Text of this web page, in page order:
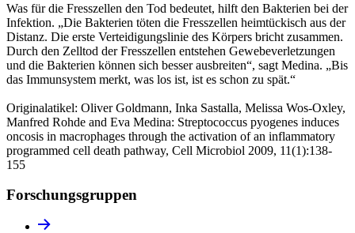
Was für die Fresszellen den Tod bedeutet, hilft den Bakterien bei der
Infektion. „Die Bakterien töten die Fresszellen heimtückisch aus der
Distanz. Die erste Verteidigungslinie des Körpers bricht zusammen.
Durch den Zelltod der Fresszellen entstehen Gewebeverletzungen
und die Bakterien können sich besser ausbreiten“, sagt Medina. „Bis
das Immunsystem merkt, was los ist, ist es schon zu spät.“
Originalatikel: Oliver Goldmann, Inka Sastalla, Melissa Wos-Oxley,
Manfred Rohde and Eva Medina: Streptococcus pyogenes induces
oncosis in macrophages through the activation of an inflammatory
programmed cell death pathway, Cell Microbiol 2009, 11(1):138-
155
Forschungs­gruppen